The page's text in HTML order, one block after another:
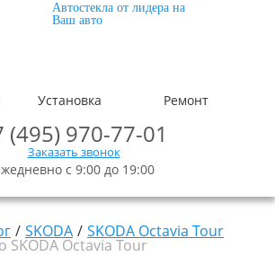
Автостекла от лидера на
Ваш авто
Установка Ремонт
(495) 970-77-01
Заказать звонок
с 9:00 до 19:00
SKODA SKODA Octavia Tour
SKODA Octavia Tour